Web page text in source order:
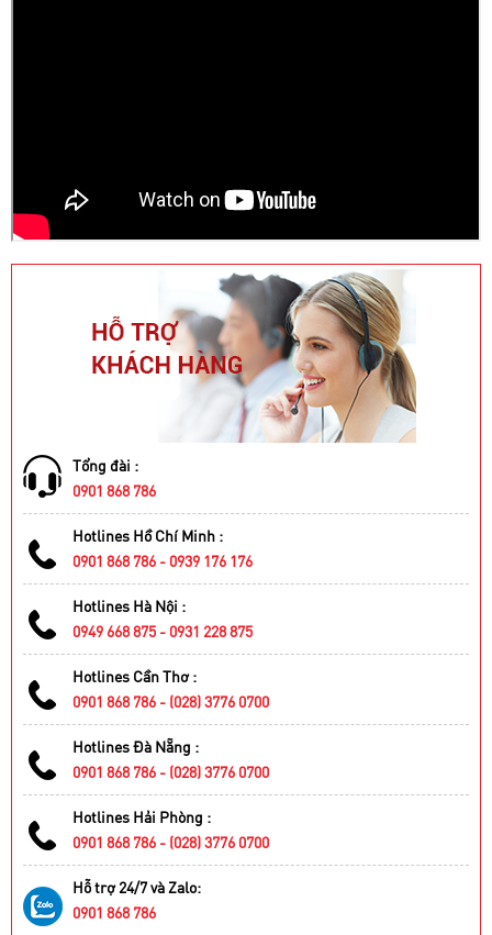
Tổng đài :
0901 868 786
Hotlines Hồ Chí Minh :
0901 868 786 - 0939 176 176
Hotlines Hà Nội :
0949 668 875 - 0931 228 875
Hotlines Cần Thơ :
0901 868 786 - (028) 3776 0700
Hotlines Đà Nẵng :
0901 868 786 - (028) 3776 0700
Hotlines Hải Phòng :
0901 868 786 - (028) 3776 0700
Hỗ trợ 24/7 và Zalo:
0901 868 786